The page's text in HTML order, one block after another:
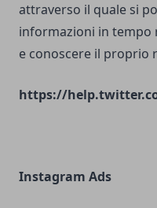
attraverso il quale si
informazioni in tempo
e conoscere il proprio
https://
Instagram Ads